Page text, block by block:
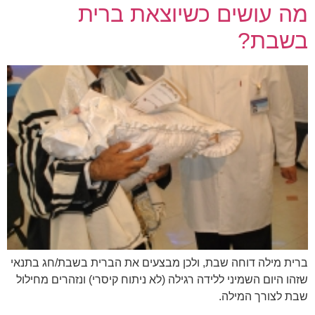
מה עושים כשיוצאת ברית
בשבת?
ברית מילה דוחה שבת, ולכן מבצעים את הברית בשבת/חג בתנאי
שזהו היום השמיני ללידה רגילה (לא ניתוח קיסרי) ונזהרים מחילול
שבת לצורך המילה.